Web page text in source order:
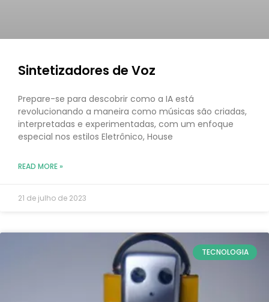
Sintetizadores de Voz
Prepare-se para descobrir como a IA está
revolucionando a maneira como músicas são criadas,
interpretadas e experimentadas, com um enfoque
especial nos estilos Eletrônico, House
READ MORE »
21 de julho de 2023
TECNOLOGIA